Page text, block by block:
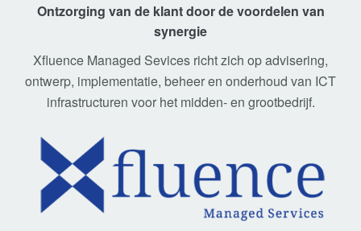
Ontzorging van de klant door de voordelen van
synergie
Xfluence Managed Sevices richt zich op advisering,
ontwerp, implementatie, beheer en onderhoud van ICT
infrastructuren voor het midden- en grootbedrijf.